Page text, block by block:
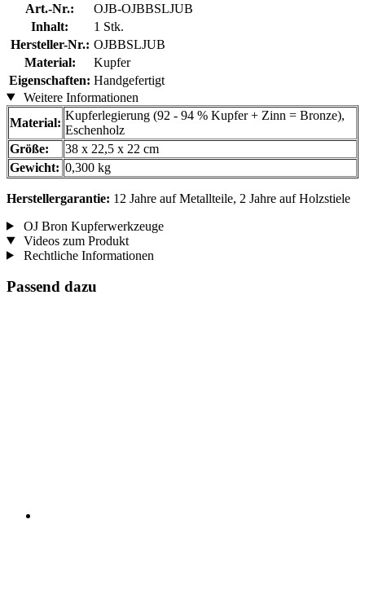
Art.-Nr.:
OJB-OJBBSLJUB
Inhalt:
1 Stk.
Hersteller-Nr.: OJBBSLJUB
Material:
Kupfer
Eigenschaften: Handgefertigt
Weitere Informationen
Material:
Kupferlegierung (92 - 94 % Kupfer + Zinn = Bronze),
Eschenholz
Größe:
38 x 22,5 x 22 cm
Gewicht: 0,300 kg
Herstellergarantie: 12 Jahre auf Metallteile, 2 Jahre auf Holzstiele
OJ Bron Kupferwerkzeuge
Videos zum Produkt
Rechtliche Informationen
Passend dazu